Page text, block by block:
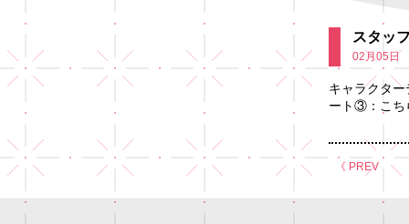
スタッ
02月05日
キャラクタ
ート③：こち
《 PREV